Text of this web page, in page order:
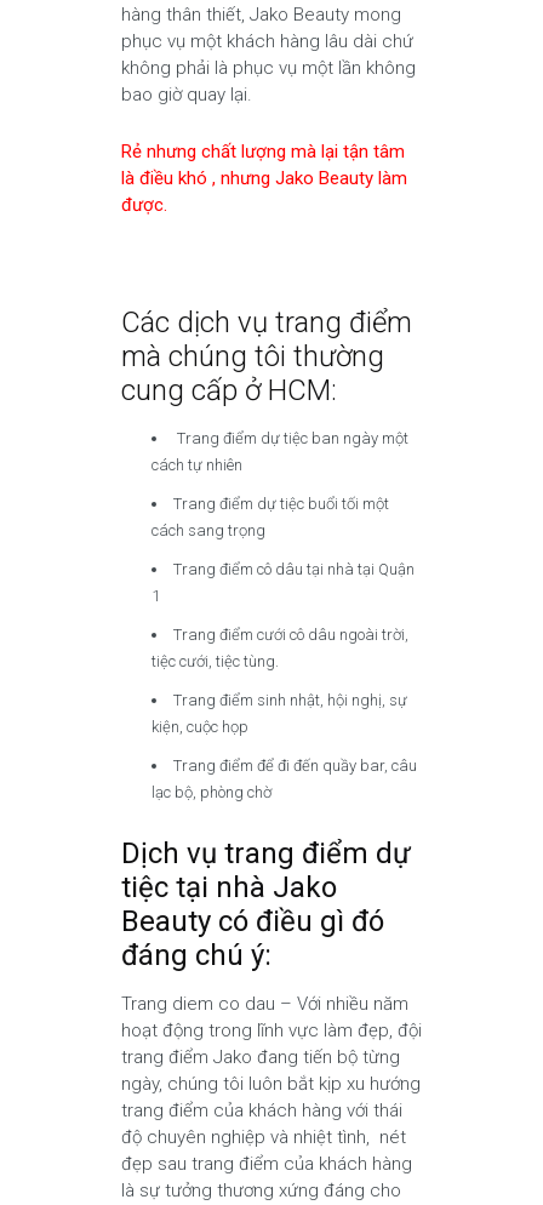
hàng thân thiết, Jako Beauty mong
phục vụ một khách hàng lâu dài chứ
không phải là phục vụ một lần không
bao giờ quay lại.
Rẻ nhưng chất lượng mà lại tận tâm
là điều khó , nhưng Jako Beauty làm
được.
Các dịch vụ trang điểm
mà chúng tôi thường
cung cấp ở HCM:
Trang điểm dự tiệc ban ngày một
cách tự nhiên
Trang điểm dự tiệc buổi tối một
cách sang trọng
Trang điểm cô dâu tại nhà tại Quận
1
Trang điểm cưới cô dâu ngoài trời,
tiệc cưới, tiệc tùng.
Trang điểm sinh nhật, hội nghị, sự
kiện, cuộc họp
Trang điểm để đi đến quầy bar, câu
lạc bộ, phòng chờ
Dịch vụ trang điểm dự
tiệc tại nhà Jako
Beauty có điều gì đó
đáng chú ý:
Trang diem co dau – Với nhiều năm
hoạt động trong lĩnh vực làm đẹp, đội
trang điểm Jako đang tiến bộ từng
ngày, chúng tôi luôn bắt kịp xu hướng
trang điểm của khách hàng với thái
độ chuyên nghiệp và nhiệt tình, nét
đẹp sau trang điểm của khách hàng
là sự tưởng thương xứng đáng cho